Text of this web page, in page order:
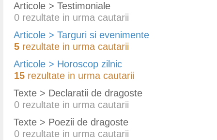
Articole > Testimoniale
0 rezultate in urma cautarii
Articole > Targuri si evenimente
5 rezultate in urma cautarii
Articole > Horoscop zilnic
15 rezultate in urma cautarii
Texte > Declaratii de dragoste
0 rezultate in urma cautarii
Texte > Poezii de dragoste
0 rezultate in urma cautarii